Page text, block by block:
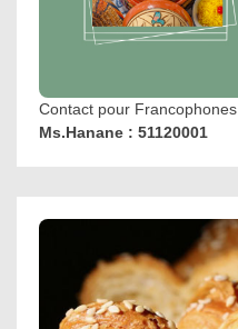
Contact pour Francophones
Ms.Hanane : 51120001